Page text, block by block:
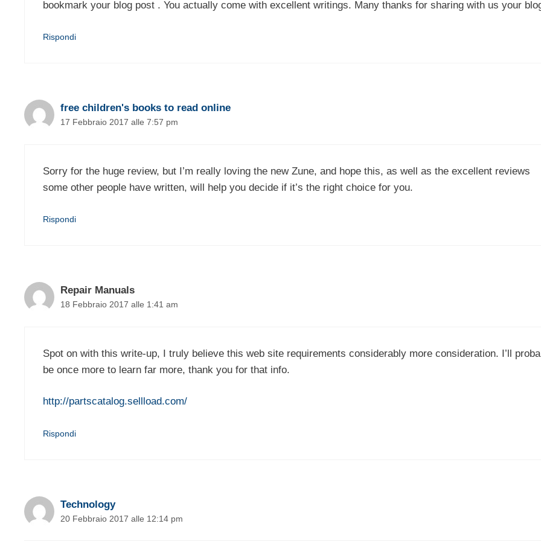
bookmark your blog post . You actually come with excellent writings. Many thanks for sharing with us your
Rispondi
free children's books to read online
17 Febbraio 2017 alle 7:57 pm
Sorry for the huge review, but I’m really loving the new Zune, and hope this, as well as the excellent reviews
some other people have written, will help you decide if it’s the right choice for you.
Rispondi
Repair Manuals
18 Febbraio 2017 alle 1:41 am
Spot on with this write-up, I truly believe this web site requirements considerably more consideration. I’ll
be once more to learn far more, thank you for that info.
http://partscatalog.sellload.com/
Rispondi
Technology
20 Febbraio 2017 alle 12:14 pm